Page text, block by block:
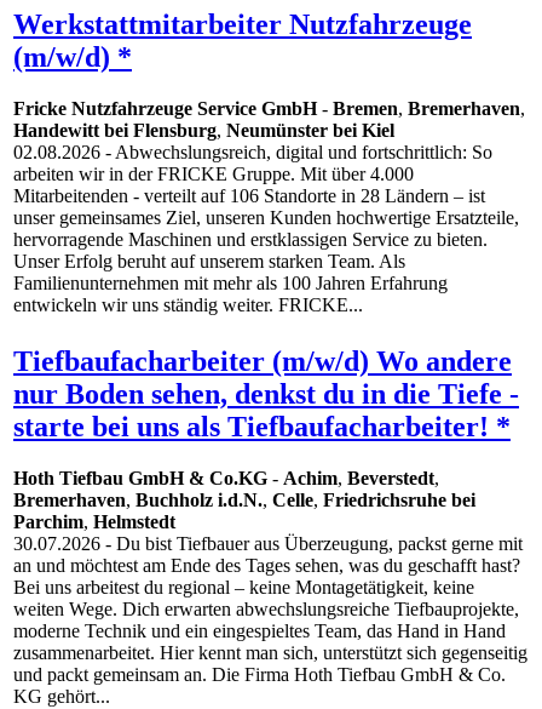
Werkstattmitarbeiter Nutzfahrzeuge
(m/w/d) *
Fricke Nutzfahrzeuge Service GmbH- Bremen, Bremerhaven,
Handewitt bei Flensburg, Neumünster bei Kiel
02.08.2026 - Abwechslungsreich, digital und fortschrittlich: So
arbeiten wir in der FRICKE Gruppe. Mit über 4.000
Mitarbeitenden - verteilt auf 106 Standorte in 28 Ländern – ist
unser gemeinsames Ziel, unseren Kunden hochwertige Ersatzteile,
hervorragende Maschinen und erstklassigen Service zu bieten.
Unser Erfolg beruht auf unserem starken Team. Als
Familienunternehmen mit mehr als 100 Jahren Erfahrung
entwickeln wir uns ständig weiter. FRICKE...
Tiefbaufacharbeiter (m/w/d) Wo andere
nur Boden sehen, denkst du in die Tiefe -
starte bei uns als Tiefbaufacharbeiter! *
Hoth Tiefbau GmbH & Co.KG - Achim, Beverstedt,
Bremerhaven, Buchholz i.d.N., Celle, Friedrichsruhe bei
Parchim, Helmstedt
30.07.2026 - Du bist Tiefbauer aus Überzeugung, packst gerne mit
an und möchtest am Ende des Tages sehen, was du geschafft hast?
Bei uns arbeitest du regional – keine Montagetätigkeit, keine
weiten Wege. Dich erwarten abwechslungsreiche Tiefbauprojekte,
moderne Technik und ein eingespieltes Team, das Hand in Hand
zusammenarbeitet. Hier kennt man sich, unterstützt sich gegenseitig
und packt gemeinsam an. Die Firma Hoth Tiefbau GmbH & Co.
KG gehört...